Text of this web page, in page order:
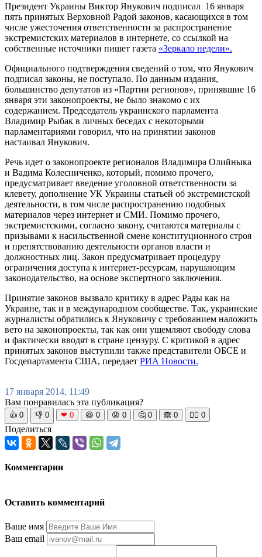
Президент Украины Виктор Янукович подписал 16 января
пять принятых Верховной Радой законов, касающихся в том
числе ужесточения ответственности за распространение
экстремистских материалов в интернете, со ссылкой на
собственные источники пишет газета «Зеркало недели».
Официального подтверждения сведений о том, что Янукович
подписал законы, не поступало. По данным издания,
большинство депутатов из «Партии регионов», принявшие 16
января эти законопроекты, не было знакомо с их
содержанием. Председатель украинского парламента
Владимир Рыбак в личных беседах с некоторыми
парламентариями говорил, что на принятии законов
настаивал Янукович.
Речь идет о законопроекте регионалов Владимира Олийныка
и Вадима Колесниченко, который, помимо прочего,
предусматривает введение уголовной ответственности за
клевету, дополнение УК Украины статьей об экстремистской
деятельности, в том числе распространению подобных
материалов через интернет и СМИ. Помимо прочего,
экстремистскими, согласно закону, считаются материалы с
призывами к насильственной смене конституционного строя
и препятствованию деятельности органов власти и
должностных лиц. Закон предусматривает процедуру
ограничения доступа к интернет-ресурсам, нарушающим
законодательство, на основе экспертного заключения.
Принятие законов вызвало критику в адрес Рады как на
Украине, так и в международном сообществе. Так, украинские
журналисты обратились к Януковичу с требованием наложить
вето на законопроекты, так как они ущемляют свободу слова
и фактически вводят в стране цензуру. С критикой в адрес
принятых законов выступили также представители ОБСЕ и
Госдепартамента США, передает РИА Новости.
17 января 2014, 11:49
Вам понравилась эта публикация?
👍 0 👎 0 ❤ 0 😆 0 😡 0 🤔 0 🙈 0 🧘‍♀️ 0
Поделиться
Комментарии
Оставить комментарий
Ваше имя
Ваш email